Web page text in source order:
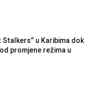
Stalkers” u Karibima dok
promjene režima u